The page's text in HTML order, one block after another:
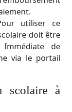
utiliser ce
doit être
de
via le portail
scolaire à